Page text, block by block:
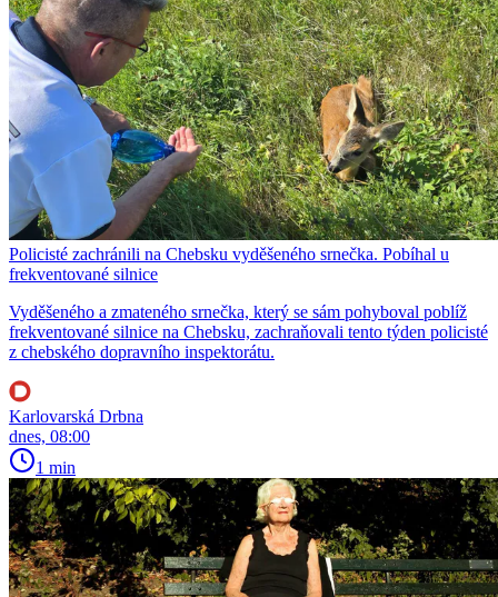
Policisté zachránili na Chebsku vyděšeného srnečka. Pobíhal u
frekventované silnice
Vyděšeného a zmateného srnečka, který se sám pohyboval poblíž
frekventované silnice na Chebsku, zachraňovali tento týden policisté
z chebského dopravního inspektorátu.
Karlovarská Drbna
dnes, 08:00
1 min